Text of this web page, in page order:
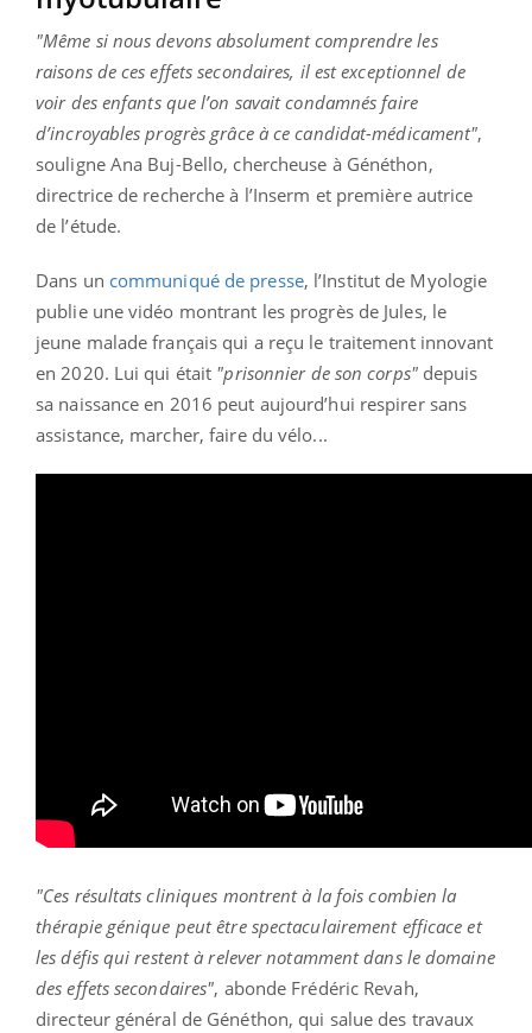
"Même si nous devons absolument comprendre les
raisons de ces effets secondaires, il est exceptionnel de
voir des enfants que l’on savait condamnés faire
d’incroyables progrès grâce à ce candidat-médicament",
souligne Ana Buj-Bello, chercheuse à Généthon,
directrice de recherche à l’Inserm et première autrice
de l’étude.
Dans un communiqué de presse, l’Institut de Myologie
publie une vidéo montrant les progrès de Jules, le
jeune malade français qui a reçu le traitement innovant
en 2020. Lui qui était "prisonnier de son corps"depuis
sa naissance en 2016 peut aujourd’hui respirer sans
assistance, marcher, faire du vélo...
"Ces résultats cliniques montrent à la fois combien la
thérapie génique peut être spectaculairement efficace et
les défis qui restent à relever notamment dans le domaine
des effets secondaires", abonde Frédéric Revah,
directeur général de Généthon, qui salue des travaux